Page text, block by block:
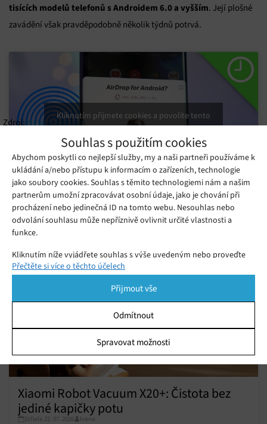
Souhlas s použitím cookies
Abychom poskytli co nejlepší služby, my a naši partneři používáme k
ukládání a/nebo přístupu k informacím o zařízeních, technologie
jako soubory cookies. Souhlas s těmito technologiemi nám a našim
partnerům umožní zpracovávat osobní údaje, jako je chování při
procházení nebo jedinečná ID na tomto webu. Nesouhlas nebo
odvolání souhlasu může nepříznivě ovlivnit určité vlastnosti a
funkce.
Kliknutím níže vyjádřete souhlas s výše uvedeným nebo proveďte
podrobnější rozhodnutí. Vaše volby budou použity pouze na tomto
pomocí přepínačů v Zásadách cookies nebo kliknutím na tlačítko
Spravovat souhlas ve spodní části obrazovky.
Ukládání a/nebo přístup k informacím v zařízení, Porozumění
publiku prostřednictvím statistik nebo kombinací údajů z
různých zdrojů.
Marketing
Přečtěte si více o těchto účelech
Přijmout vše
Odmítnout
Spravovat možnosti
tisících modelů telefonů s Androidem 6.0 a vyšším. Její plošné
zavádění však pravděpodobně několik týdnů potrvá.
Zdroj: 9to5google.com
Kliknutím přijmete cookies a povolíte tento
Mohlo by se vám líbit
Xiaomi Robot Vacuum X20+: Čistota bez
jediné kapičky potu
Středa 22. 07. 2026 Ivana